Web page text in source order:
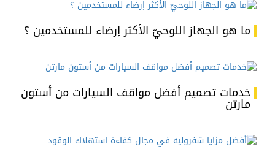
ما هو الجهاز اللوحيّ الأكثر إرضاء للمستخدمين ؟
خدمات تصميم أفضل مواقف السيارات من أستون
مارتن